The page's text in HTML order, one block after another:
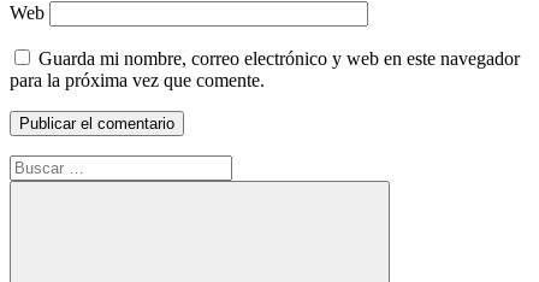
Web
Guarda mi nombre, correo electrónico y web en este navegador
para la próxima vez que comente.
Buscar: